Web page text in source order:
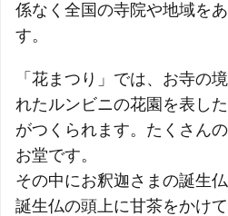
係なく全国の寺院や地域を
す。
「花まつり」では、お寺の
れたルンビニの花園を表し
がつくられます。たくさん
お堂です。
その中にお釈迦さまの誕生
誕生仏の頭上に甘茶をかけて